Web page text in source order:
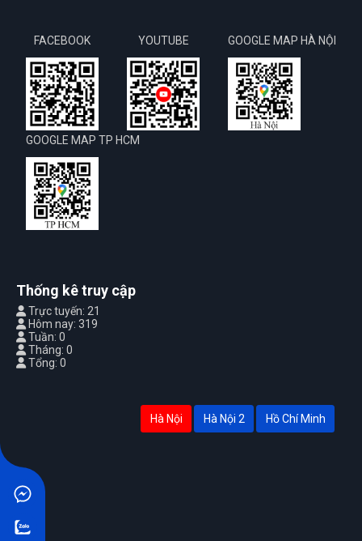
FACEBOOK YOUTUBE GOOGLE MAP HÀ NỘI
GOOGLE MAP TP HCM
Thống kê truy cập
Trực tuyến: 21
Hôm nay: 319
Tuần: 0
Tháng: 0
Tổng: 0
Hà Nội Hà Nội 2 Hồ Chí Minh